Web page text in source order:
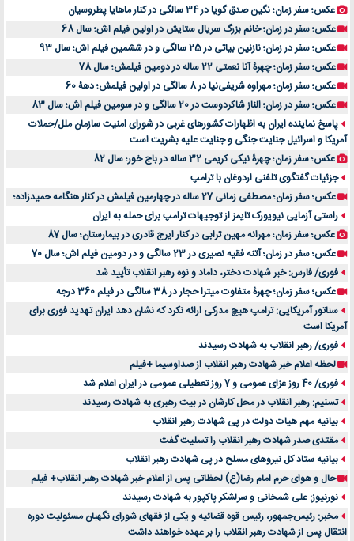
عکس؛ سفر زمان؛ نگین صدق گویا در 34 سالگی در کنار ماهایا پطروسیان
عکس؛ سفر در زمان؛ خانم بزرگ سریال ستایش در اولین فیلم اش؛ سال 68
عکس؛ سفر در زمان؛ نازنین بیاتی در 25 سالگی و در ششمین فیلم اش؛ سال 93
عکس؛ سفر زمان؛ چهرۀ آنا نعمتی 22 ساله در دومین فیلمش؛ سال 78
عکس؛ سفر زمان؛ مهراوه شریفی‌نیا در 8 سالگی در اولین فیلمش؛ دهۀ 60
عکس؛ سفر در زمان؛ الناز شاکردوست در 20 سالگی و در سومین فیلم اش؛ سال 83
پاسخ نماینده ایران به اظهارات کشورهای غربی در شورای امنیت سازمان ملل/حملات
آمریکا و اسرائیل جنایت جنگی و جنایت علیه بشریت است
عکس؛ سفر زمان؛ چهرۀ نیکی کریمی 32 ساله در باج خور؛ سال 82
جزئیات گفتگوی تلفنی اردوغان با ترامپ
عکس؛ سفر زمان؛ مصطفی زمانی 27 ساله در چهارمین فیلمش در کنار هنگامه حمیدزاده؛
راستی آزمایی نیویورک تایمز از توجیهات ترامپ برای حمله به ایران
عکس؛ سفر زمان؛ مهرانه مهین ترابی در کنار ایرج قادری در بیمارستان؛ سال 87
عکس؛ سفر در زمان؛ آتنه فقیه نصیری در 23 سالگی و در دومین فیلم اش؛ سال 70
فوری/ فارس: خبر شهادت دختر، داماد و نوه رهبر انقلاب تأیید شد
عکس؛ سفر زمان؛ چهرۀ متفاوت میترا حجار در 38 سالگی در فیلم 360 درجه
سناتور آمریکایی: ترامپ هیچ مدرکی ارائه نکرد که نشان دهد ایران تهدید فوری برای
آمریکا است
فوری/ رهبر انقلاب به شهادت رسیدند
لحظه اعلام خبر شهادت رهبر انقلاب از صداوسیما +فیلم
فوری/ 40 روز عزای عمومی و 7 روز تعطیلی عمومی در ایران اعلام شد
تسنیم: رهبر انقلاب در محل کارشان در بیت رهبری به شهادت رسیدند
بیانیه مهم هیات دولت در پی شهادت رهبر انقلاب
مقتدی صدر شهادت رهبر انقلاب را تسلیت گفت
بیانیه ستاد کل نیروهای مسلح در پی شهادت رهبر انقلاب
حال و هوای حرم امام رضا(ع) لحظاتی پس از اعلام خبر شهادت رهبر انقلاب+ فیلم
نورنیوز: علی شمخانی و سرلشکر پاکپور به شهادت رسیدند
مخبر: رئیس‌جمهور، رئیس قوه ‌قضائیه و یکی از فقهای شورای نگهبان مسئولیت دوره
انتقال پس ‌از شهادت رهبر انقلاب را بر عهده خواهند داشت